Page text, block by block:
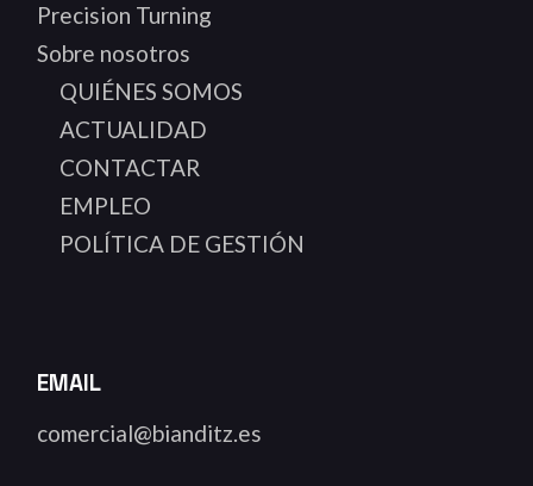
Precision Turning
Sobre nosotros
QUIÉNES SOMOS
ACTUALIDAD
CONTACTAR
EMPLEO
POLÍTICA DE GESTIÓN
EMAIL
comercial@bianditz.es